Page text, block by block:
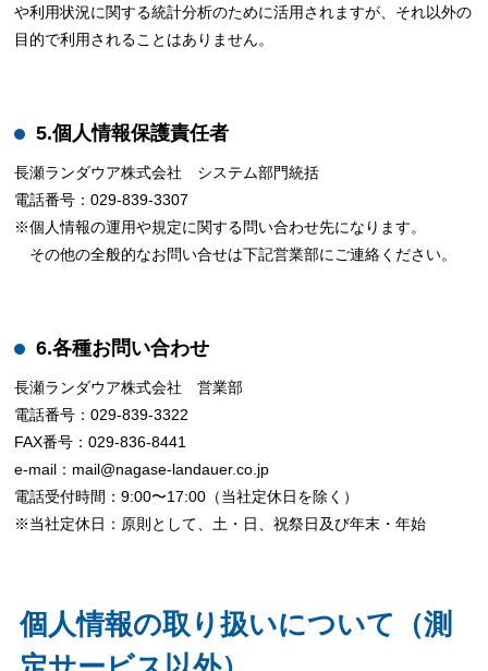
や利用状況に関する統計分析のために活用されますが、それ以外の
目的で利用されることはありません。
5.個人情報保護責任者
長瀬ランダウア株式会社 システム部門統括
電話番号：029-839-3307
※個人情報の運用や規定に関する問い合わせ先になります。
その他の全般的なお問い合せは下記営業部にご連絡ください。
6.各種お問い合わせ
長瀬ランダウア株式会社 営業部
電話番号：029-839-3322
FAX番号：029-836-8441
e-mail：mail@nagase-landauer.co.jp
電話受付時間：9:00〜17:00（当社定休日を除く）
※当社定休日：原則として、土・日、祝祭日及び年末・年始
個人情報の取り扱いについて（測